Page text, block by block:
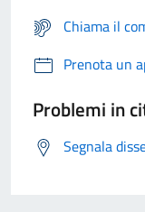
Chiama il
Prenota un
Problemi in
Segnala